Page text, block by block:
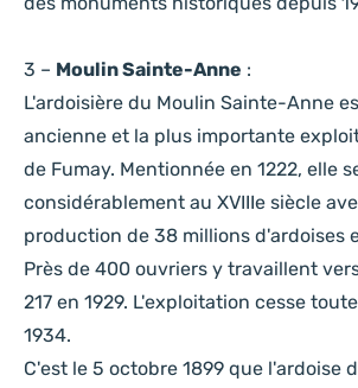
3 – Moulin Sainte-Anne :
L'ardoisière du Moulin Sainte-Anne
ancienne et la plus importante
de Fumay. Mentionnée en 1222, elle
considérablement au XVIIIe siècle
production de 38 millions d'ardoises
Près de 400 ouvriers y travaillent
217 en 1929. L'exploitation cesse
1934.
C'est le 5 octobre 1899 que l'ardoise